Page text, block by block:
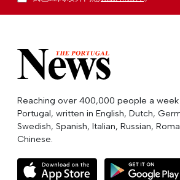
Reaching over 400,000 people a
Portugal, written in English, Dutch,
Swedish, Spanish, Italian, Russian,
Chinese.